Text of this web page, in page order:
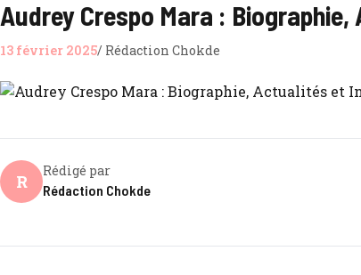
Audrey Crespo Mara :
13 février 2025/ Rédaction Chokde
R
Rédigé par
Rédaction Chokde